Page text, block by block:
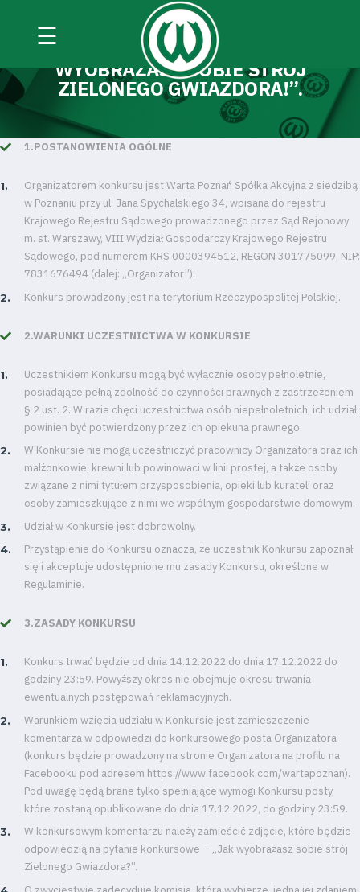
☰
REGULAMIN KONKURSU „POKAŻ, JAK
WYOBRAŻASZ SOBIE STRÓJ
ZIELONEGO GWIAZDORA!”.
1.POSTANOWIENIA OGÓLNE
Organizatorem konkursu jest Warta Poznań Spółka Akcyjna z siedzibą
w Poznaniu przy ul. Jana Spychalskiego 34, wpisana do rejestru
Krajowego Rejestru Sądowego prowadzonego przez Sąd Rejonowy
m. st. Warszawy, VIII Wydział Gospodarczy Krajowego Rejestru
Sądowego, pod numerem KRS 0000394512, REGON 301775099, NIP:
7831676494 (dalej: „Organizator”).
Konkurs prowadzony jest na terytorium Rzeczypospolitej Polskiej.
2.WARUNKI UCZESTNICTWA W KONKURSIE
Uczestnikiem Konkursu mogą być wyłącznie osoby pełnoletnie,
posiadające pełną zdolność do czynności prawnych z zastrzeżeniem
§ 2 ust. 2. W razie chęci uczestnictwa osób niepełnoletnich, ich udział
powinien być potwierdzony przez ich opiekuna prawnego.
W Konkursie nie mogą uczestniczyć pracownicy Organizatora oraz ich
małżonkowie, krewni lub powinowaci w linii prostej, a także osoby
związane z nimi tytułem przysposobienia, opieki lub kurateli oraz
osoby zamieszkujące z nimi we wspólnym gospodarstwie domowym.
Udział w Konkursie jest dobrowolny.
Przystąpienie do Konkursu oznacza, że uczestnik Konkursu zapoznał
się i akceptuje udostępnione mu zasady Konkursu, określone w
Regulaminie.
3.ZASADY KONKURSU
Konkurs trwać będzie od dnia 14.12.2022 do dnia 17.12.2022 do
godziny 23:59. Powyższy okres nie obejmuje okresu trwania
ewentualnych postępowań reklamacyjnych.
Warunkiem wzięcia udziału w Konkursie jest zamieszczenie
komentarza w odpowiedzi do konkursowego posta Organizatora
(konkurs będzie prowadzony na stronie Organizatora na profilu na
Facebooku pod adresem https://www.facebook.com/wartapoznan).
Pod uwagę będą brane tylko spełniające wymogi Konkursu posty,
które zostaną opublikowane do dnia 17.12.2022, do godziny 23:59.
W konkursowym komentarzu należy zamieścić zdjęcie, które będzie
odpowiedzią na pytanie konkursowe – „Jak wyobrażasz sobie strój
Zielonego Gwiazdora?”.